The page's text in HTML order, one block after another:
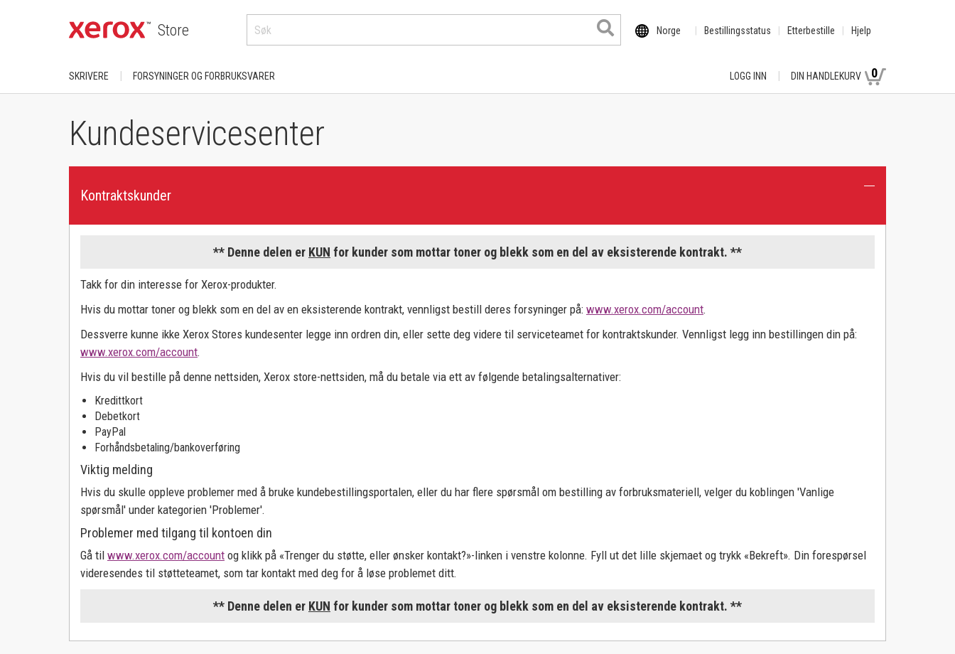
Store Norge Bestillingsstatus Etterbestille Hjelp
SKRIVERE FORSYNINGER OG FORBRUKSVARER
Skrivere
A4
A3
Hjemmekontor/skrivebord
Avdeling/arbeidsgruppe
KJØP ETTER FUNKSJON
Dobbeltsidig utskrift
Double Sided Printing
KJØP ETTER PRODUKTFAMILIE
C Series
AltaLink
Skrivere/ svart-hvitt-skrivere
C-serien
ColorQube
DocuColor
FOR ANDRE SKRIVERMERKER
Brother Colour
Brother Mono
HP Colour
HP Ink
HP Mono
Kyocera
Konica Minolta
HP PageWide
LOGG INN DIN HANDLEKURV 0
Kundeservicesenter
Kontraktskunder
** Denne delen er KUN for kunder som mottar toner og blekk som en del av eksisterende kontrakt. **
Takk for din interesse for Xerox-produkter.
Hvis du mottar toner og blekk som en del av en eksisterende kontrakt, vennligst bestill deres forsyninger på: www.xerox.com/account.
Dessverre kunne ikke Xerox Stores kundesenter legge inn ordren din, eller sette deg videre til serviceteamet for kontraktskunder. Vennligst legg inn bestillingen din på:
www.xerox.com/account.
Hvis du vil bestille på denne nettsiden, Xerox store-nettsiden, må du betale via ett av følgende betalingsalternativer:
Kredittkort
Debetkort
PayPal
Forhåndsbetaling/bankoverføring
Viktig melding
Hvis du skulle oppleve problemer med å bruke kundebestillingsportalen, eller du har flere spørsmål om bestilling av forbruksmateriell, velger du koblingen 'Vanlige
spørsmål' under kategorien 'Problemer'.
Problemer med tilgang til kontoen din
Gå til www.xerox.com/account og klikk på «Trenger du støtte, eller ønsker kontakt?»-linken i venstre kolonne. Fyll ut det lille skjemaet og trykk «Bekreft». Din forespørsel
videresendes til støtteteamet, som tar kontakt med deg for å løse problemet ditt.
** Denne delen er KUN for kunder som mottar toner og blekk som en del av eksisterende kontrakt. **